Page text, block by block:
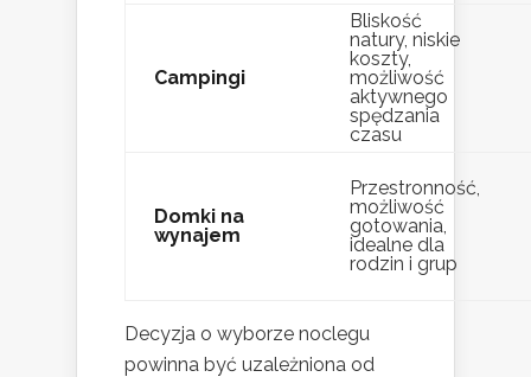
Campingi
Bliskość
natury, niskie
koszty,
możliwość
aktywnego
spędzania
czasu
Domki na
wynajem
Przestronność,
możliwość
gotowania,
idealne dla
rodzin i grup
Decyzja o wyborze noclegu
powinna być uzależniona od